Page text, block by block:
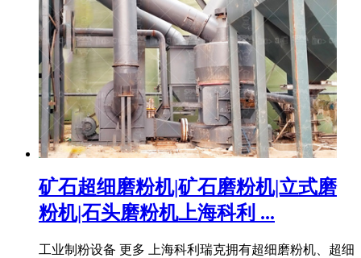
矿石超细磨粉机|矿石磨粉机|立式磨
粉机|石头磨粉机上海科利 ...
工业制粉设备 更多 上海科利瑞克拥有超细磨粉机、超细